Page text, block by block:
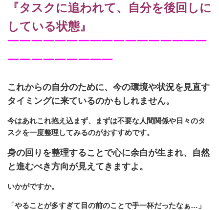
『タスクに追われて、自分を後回しに
している状態』
￣￣￣￣￣￣￣￣￣￣￣￣￣￣￣￣￣
￣￣￣￣￣￣￣￣￣
これからの自分のために、今の環境や状況を見直す
タイミングに来ているのかもしれません。
今はあれこれ抱え込まず、まずは不要な人間関係や日々のタ
スクを一度整理してみるのがおすすめです。
身の回りを整理することで心に余白が生まれ、自然
と進むべき方向が見えてきますよ。
いかがですか。
「やることが多すぎて目の前のことで手一杯だったなぁ…」